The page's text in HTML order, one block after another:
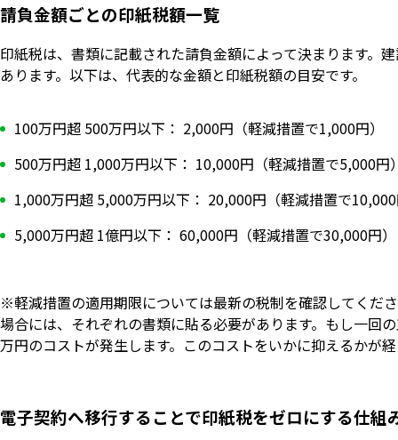
請負金額ごとの印紙税額一覧
印紙税は、書類に記載された請負金額によって決まります。
あります。以下は、代表的な金額と印紙税額の目安です。
100万円超 500万円以下： 2,000円（軽減措置で1,000円）
500万円超 1,000万円以下： 10,000円（軽減措置で5,000円
1,000万円超 5,000万円以下： 20,000円（軽減措置で
5,000万円超 1億円以下： 60,000円（軽減措置で30,000円）
※軽減措置の適用期限については最新の税制を確認してくだ
場合には、それぞれの書類に貼る必要があります。もし一回
万円のコストが発生します。このコストをいかに抑えるかが
電子契約へ移行することで印紙税をゼロにする仕組